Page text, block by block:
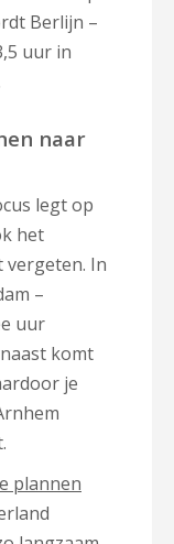
Berlijn –
uur in
naar
legt op
het
In
–
uur
komt
je
plannen